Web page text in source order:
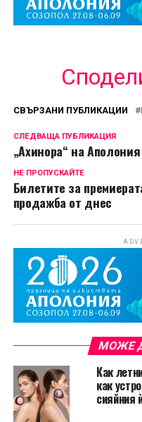
СВЪРЗАНИ ПУБЛИКАЦИИ
СЛЕДВАЩА ПУБЛИКАЦИЯ
„Ахинора“ на
НЕ ПРОПУСКАЙТЕ
Билетите за
продажба от днес
МОЖЕ
Как
как
сияйния